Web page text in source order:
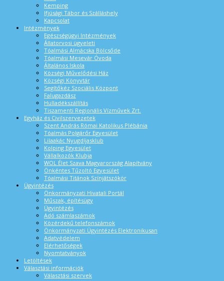
Kemping
Ifjúsági Tábor és Szálláshely
Kapcsolat
Intézmények
Egészségügyi Intézmények
Állatorvosi ügyeleti
Tóalmási Almácska Bölcsőde
Tóalmási Mesevár Óvoda
Általános Iskola
Községi Művelődési Ház
Községi Könyvtár
Segítőkéz Szociális Központ
Falugazdász
Hulladékszállítás
Tiszamenti Regionális Vízművek Zrt.
Egyház és Civilszervezetek
Szent András Római Katolikus Plébánia
Tóalmás Polgárőr Egyesület
Lilaakác Nyugdíjasklub
Kolping Egyesület
Vállalkozók Klubja
WOL Élet Szava Magyarország Alapítvány
Önkéntes Tűzoltó Egyesület
Tóalmási Titánok Színjátszókör
Ügyintézés
Önkormányzati Hivatali Portál
Műszak, építésügy
Ügyintézés
Adó számlaszámok
Közérdekű telefonszámok
Önkormányzati Ügyintézés Elektronikusan
Adatvédelem
Elérhetőségek
Nyomtatványok
Letöltések
Választási információk
Választási szervek